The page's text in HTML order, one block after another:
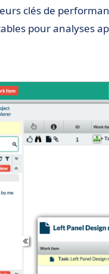
clés de
pour analyses